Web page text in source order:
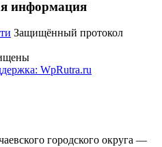
информация
Защищённый протокол
WpRutra.ru
городского округа —